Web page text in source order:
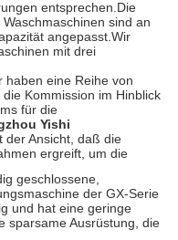
entsprechen.Die
sind an
angepasst.Wir
mit drei
haben eine Reihe von
Kommission im Hinblick
für die
Yishi
der Ansicht, daß die
ergreift, um die
geschlossene,
der GX-Serie
und hat eine geringe
sparsame Ausrüstung, die